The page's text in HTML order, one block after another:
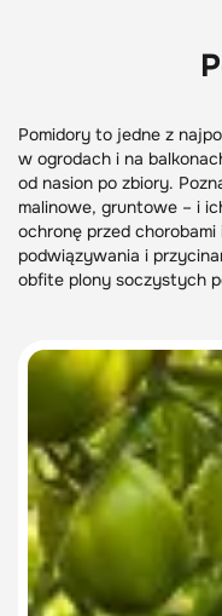
Pomidory to jedne z
w ogrodach i na
od nasion po zbiory.
malinowe, gruntowe – i
ochronę przed
podwiązywania i
obfite plony soczystych